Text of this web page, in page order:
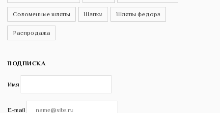
Соломенные шляпы Шапки Шляпы федора
Распродажа
ПОДПИСКА
Имя
E-mail